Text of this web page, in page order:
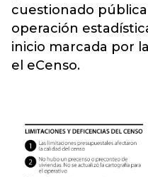
cuestionado
operación
inicio marcada por
el eCenso.